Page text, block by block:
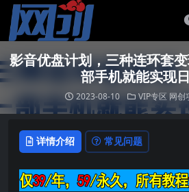
影音优盘计划，三种连环套
部手机就能实现
2023-08-10 VIP专区 网创
详情介绍 常见问题